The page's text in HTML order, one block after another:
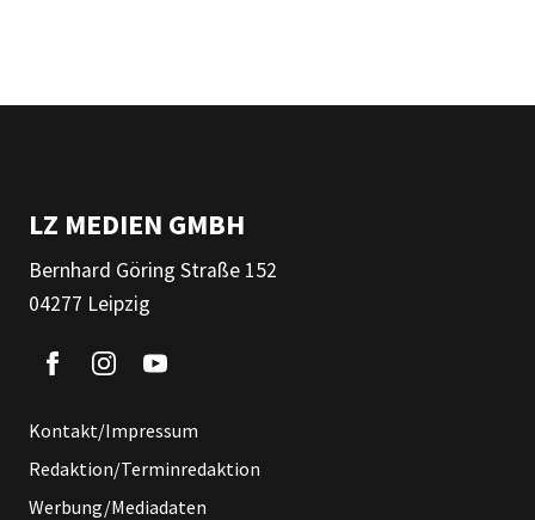
LZ MEDIEN GMBH
Bernhard Göring Straße 152
04277 Leipzig
Kontakt/Impressum
Redaktion/Terminredaktion
Werbung/Mediadaten